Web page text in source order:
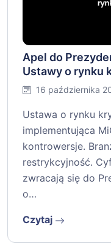
Apel do
Ustawy o rynku
16 października
Ustawa o rynku
implementująca
kontrowersje.
restrykcyjność.
zwracają się do
o…
Czytaj